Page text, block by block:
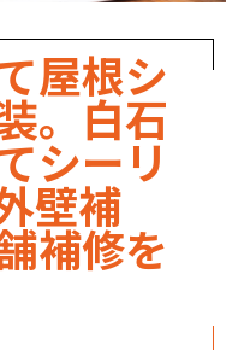
屋根シ
。白石
シーリ
壁補
補修を